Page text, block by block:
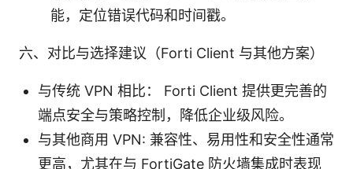
能，定位错误代码和时间戳。
六、对比与选择建议（Forti Client 与其他方案）
与传统 VPN 相比： Forti Client 提供更完善的
端点安全与策略控制，降低企业级风险。
与其他商用 VPN: 兼容性、易用性和安全性通常
更高，尤其在与 FortiGate 防火墙集成时表现